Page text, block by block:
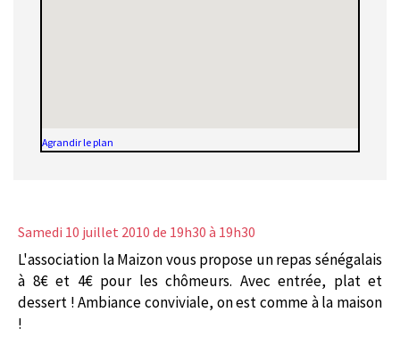
Agrandir le plan
Samedi 10 juillet 2010 de 19h30 à 19h30
L'association la Maizon vous propose un repas sénégalais
à 8€ et 4€ pour les chômeurs. Avec entrée, plat et
dessert ! Ambiance conviviale, on est comme à la maison
!